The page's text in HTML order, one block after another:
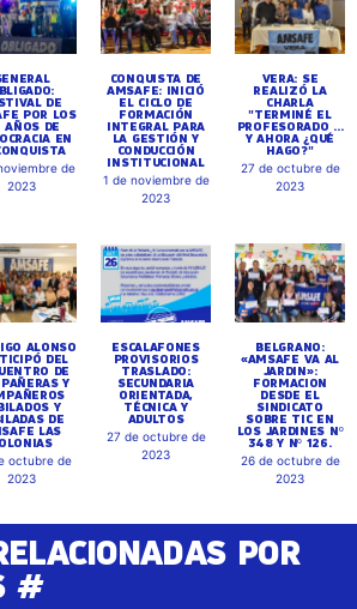
DE
POR LOS
DE
EN
de
2023
CONQUISTA DE
AMSAFE: INICIÓ
EL CICLO DE
FORMACIÓN
INTEGRAL PARA
LA GESTIÓN Y
CONDUCCIÓN
INSTITUCIONAL
1 de noviembre de
2023
VERA: SE
REALIZÓ LA
CHARLA
"TERMINÉ EL
PROFESORADO ...
Y AHORA ¿QUÉ
HAGO?"
27 de octubre de
2023
ALONSO
DEL
DE
Y
Y
DE
LAS
octubre de
2023
ESCALAFONES
PROVISORIOS
TRASLADO:
SECUNDARIA
ORIENTADA,
TÉCNICA Y
ADULTOS
27 de octubre de
2023
BELGRANO:
«AMSAFE VA AL
JARDIN»:
FORMACION
DESDE EL
SINDICATO
SOBRE TIC EN
LOS JARDINES Nº
348 Y Nº 126.
26 de octubre de
2023
POR
#